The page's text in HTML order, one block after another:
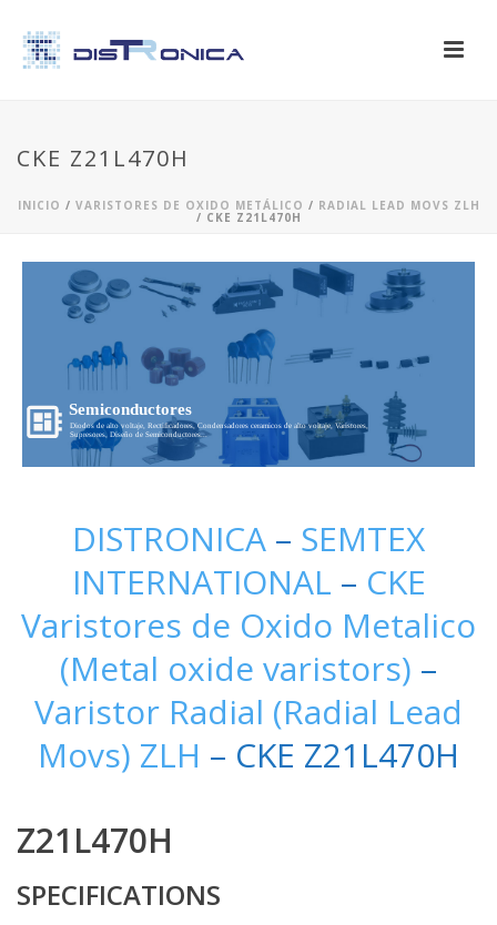
CKE Z21L470H
INICIO / VARISTORES DE OXIDO METÁLICO / RADIAL LEAD MOVS ZLH
/ CKE Z21L470H
Semiconductores
Diodos de alto voltaje, Rectificadores, Condensadores ceramicos de alto voltaje, Varistores,
Supresores, Diseño de Semiconductores...
DISTRONICA – SEMTEX
INTERNATIONAL – CKE
Varistores de Oxido Metalico
(Metal oxide varistors) –
Varistor Radial (Radial Lead
Movs) ZLH – CKE Z21L470H
Z21L470H
SPECIFICATIONS